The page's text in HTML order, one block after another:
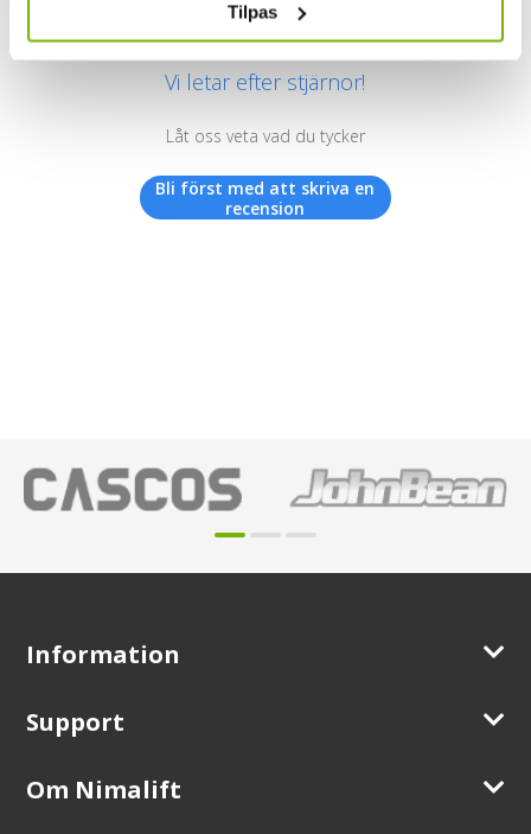
Tilpas
Vi letar efter stjärnor!
Låt oss veta vad du tycker
Bli först med att skriva en
recension
Information
Support
Om Nimalift